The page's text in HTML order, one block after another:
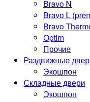
Bravo N
Bravo L
Bravo
Optim
Прочие
Раздвижные
Экошпон
Складные двери
Экошпон